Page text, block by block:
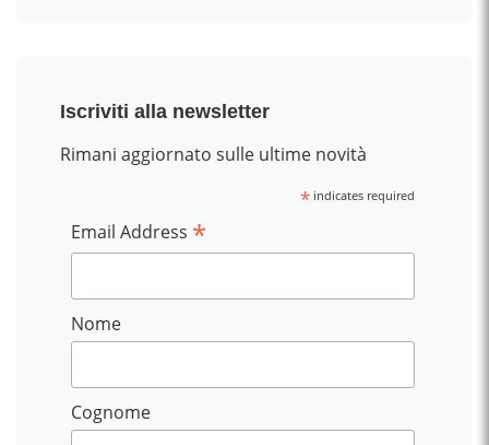
Iscriviti alla newsletter
Rimani aggiornato sulle ultime novità
*indicates required
Email Address *
Nome
Cognome